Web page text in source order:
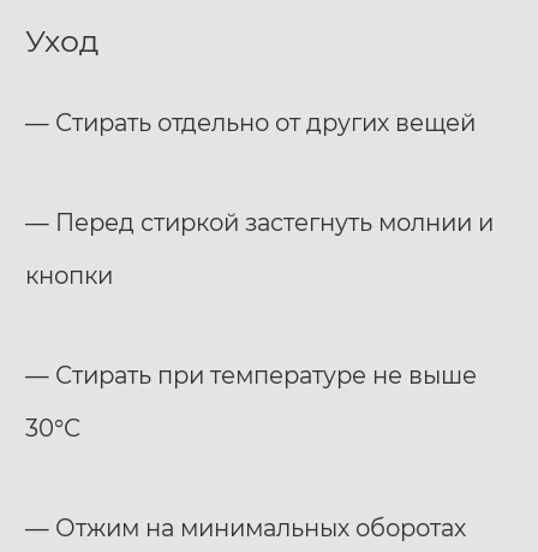
Уход
— Стирать отдельно от других вещей
— Перед стиркой застегнуть молнии и
кнопки
— Стирать при температуре не выше
30°С
— Отжим на минимальных оборотах